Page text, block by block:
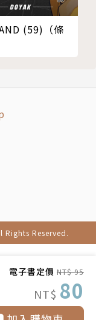
電子書定價 NT$ 95
NT$ 80
(59)（條
Rights Reserved.